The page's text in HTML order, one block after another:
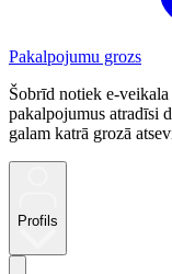
Pakalpojumu grozs
Šobrīd notiek e-veikala
pakalpojumus atradīsi
galam katrā grozā
Profils